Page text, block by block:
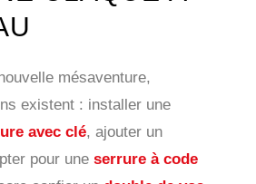
mésaventure,
existent : installer une
avec clé, ajouter un
pour une serrure à code